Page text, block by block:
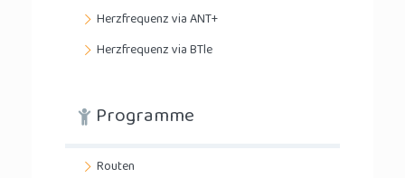
Herzfrequenz via ANT+
Herzfrequenz via BTle
Programme
Routen